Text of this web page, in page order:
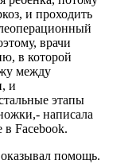
и проходить
врачи
в которой
между
и
этапы
написала
Facebook.
помощь.